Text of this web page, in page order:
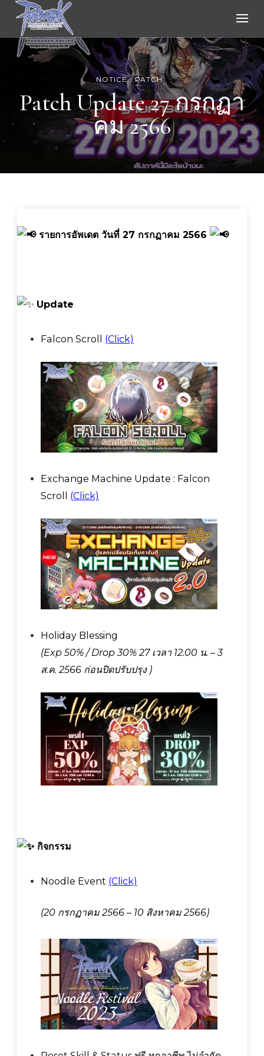
Ragnarok Online
NOTICE PATCH
Patch Update 27 กรกฏา
คม 2566
รายการอัพเดต วันที่ 27 กรกฏาคม 2566
Update
Falcon Scroll (Click)
Exchange Machine Update : Falcon
Scroll
(Click)
Holiday Blessing
(Exp 50% / Drop 30% 27 เวลา 12.00 น. – 3
ส.ค. 2566 ก่อนปิดปรับปรุง )
กิจกรรม
Noodle Event (Click)
(20 กรกฏาคม 2566 – 10 สิงหาคม 2566)